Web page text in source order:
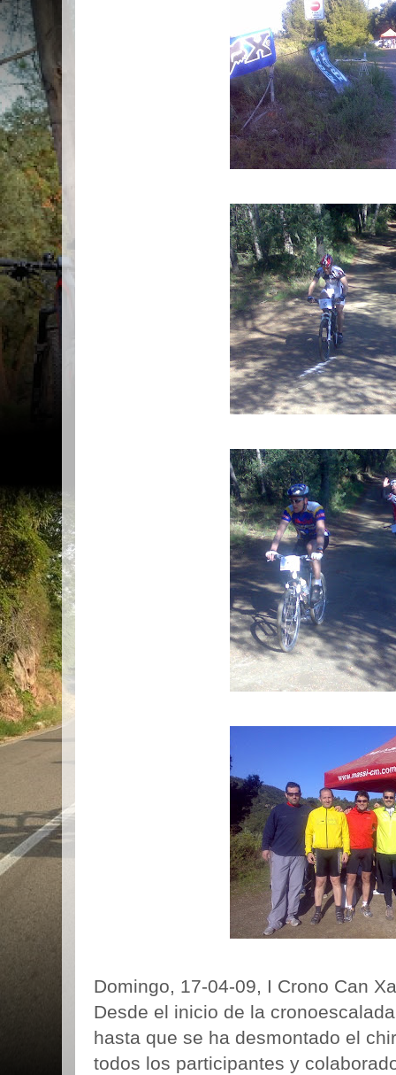
Domingo, 17-04-09, I Crono Can
Desde el inicio de la
hasta que se ha desmontado el
todos los participantes y